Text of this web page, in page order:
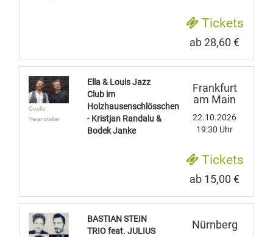
Tickets
ab 28,60 €
Quelle:
Veranstalter
Ella & Louis Jazz
Club im
Holzhausenschlösschen
- Kristjan Randalu &
Bodek Janke
Frankfurt
am Main
22.10.2026
19:30 Uhr
Tickets
ab 15,00 €
BASTIAN STEIN
TRIO feat. JULIUS
Nürnberg